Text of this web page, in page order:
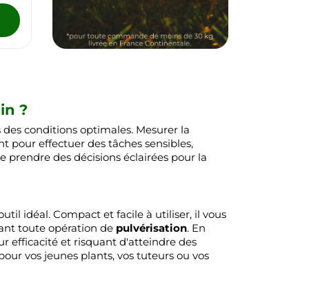
?
conditions optimales. Mesurer la
pour effectuer des tâches sensibles,
des décisions éclairées pour la
idéal. Compact et facile à utiliser, il vous
toute opération de pulvérisation. En
efficacité et risquant d'atteindre des
vos jeunes plants, vos tuteurs ou vos